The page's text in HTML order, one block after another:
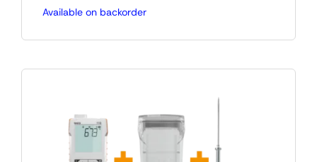
Available on backorder